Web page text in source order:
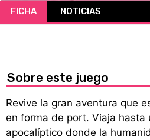
FICHA NOTICIAS
Sobre este juego
Revive la gran aventura que
en forma de port. Viaja hasta
apocalíptico donde la